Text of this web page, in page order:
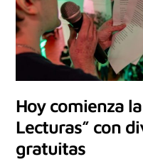
Hoy comienza
Lecturas” con
gratuitas